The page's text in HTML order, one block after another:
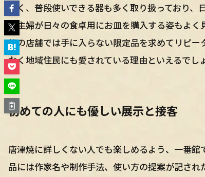
なく、普段使いできる器も多く取り扱っており
の主婦が日々の食卓用にお皿を購入する姿もよく
他の店舗では手に入らない限定品を求めてリピ
なく地域住民にも愛されている理由といえるでしょ
初めての人にも優しい展示と接客
唐津焼に詳しくない人でも楽しめるよう、一番
品には作家名や制作手法、使い方の提案が記さ